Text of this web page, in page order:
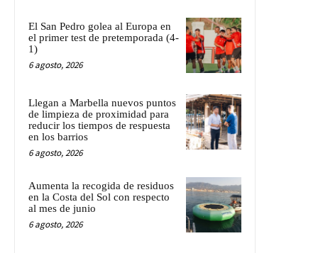
El San Pedro golea al Europa en
el primer test de pretemporada (4-
1)
6 agosto, 2026
Llegan a Marbella nuevos puntos
de limpieza de proximidad para
reducir los tiempos de respuesta
en los barrios
6 agosto, 2026
Aumenta la recogida de residuos
en la Costa del Sol con respecto
al mes de junio
6 agosto, 2026